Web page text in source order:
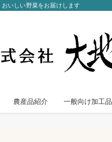
いしい野菜をお届けします
農産品紹介 一般向け加工品